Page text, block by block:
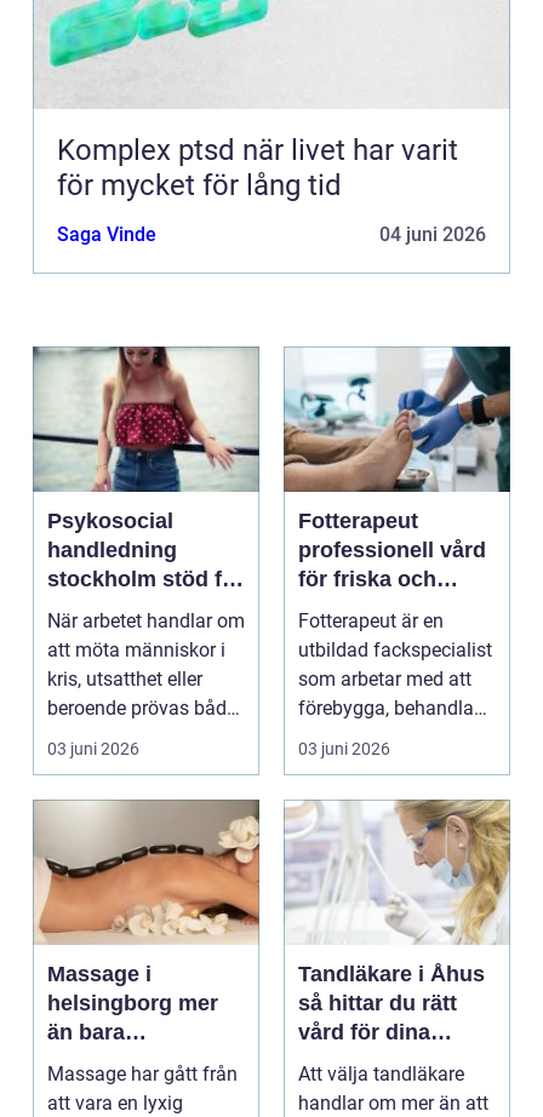
Komplex ptsd när livet har varit
för mycket för lång tid
Saga Vinde 04 juni 2026
Psykosocial
handledning
stockholm stöd för
hållbart arbete
med människor
När arbetet handlar om
att möta människor i
kris, utsatthet eller
beroende prövas både
yrkesrollen o...
03 juni 2026
Fotterapeut
professionell vård
för friska och
starkare fötter
Fotterapeut är en
utbildad fackspecialist
som arbetar med att
förebygga, behandla
och lindra problem...
03 juni 2026
Massage i
helsingborg mer
än bara
avkoppling
Massage har gått från
att vara en lyxig
Tandläkare i Åhus
så hittar du rätt
vård för dina
tänder
Att välja tandläkare
handlar om mer än att